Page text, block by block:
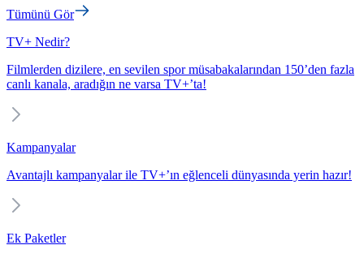
Tümünü Gör
TV+ Nedir?
Filmlerden dizilere, en sevilen spor müsabakalarından 150’den fazla
canlı kanala, aradığın ne varsa TV+’ta!
Kampanyalar
Avantajlı kampanyalar ile TV+’ın eğlenceli dünyasında yerin hazır!
Ek Paketler